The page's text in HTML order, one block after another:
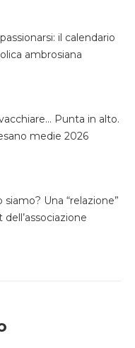
il calendario
ambrosiana
Punta in alto.
medie 2026
Una “relazione”
dell’associazione